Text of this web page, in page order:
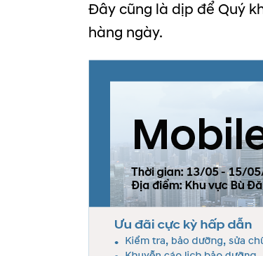
Đây cũng là dịp để Quý
hàng ngày.